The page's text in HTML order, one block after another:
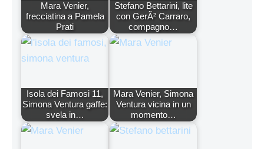
Mara Venier,
frecciatina a Pamela
Prati
Stefano Bettarini, lite
con GerÃ² Carraro,
compagno…
Isola dei Famosi 11,
Simona Ventura gaffe:
svela in…
Mara Venier, Simona
Ventura vicina in un
momento…